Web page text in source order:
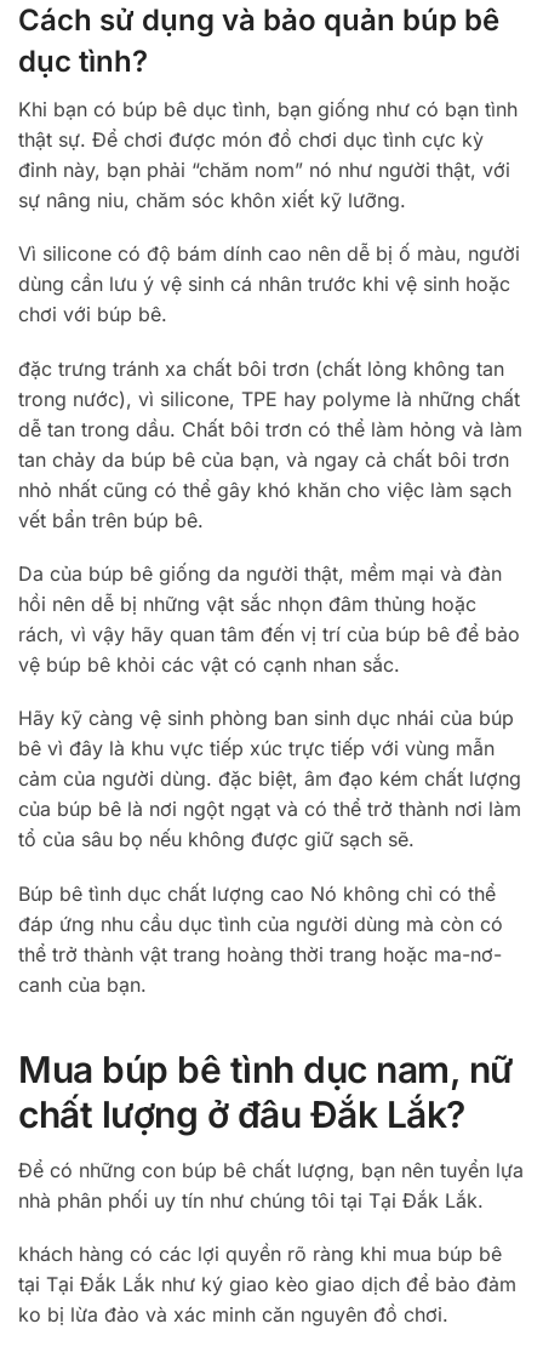
Cách sử dụng và bảo quản búp bê
dục tình?
Khi bạn có búp bê dục tình, bạn giống như có bạn tình
thật sự. Để chơi được món đồ chơi dục tình cực kỳ
đỉnh này, bạn phải “chăm nom” nó như người thật, với
sự nâng niu, chăm sóc khôn xiết kỹ lưỡng.
Vì silicone có độ bám dính cao nên dễ bị ố màu, người
dùng cần lưu ý vệ sinh cá nhân trước khi vệ sinh hoặc
chơi với búp bê.
đặc trưng tránh xa chất bôi trơn (chất lỏng không tan
trong nước), vì silicone, TPE hay polyme là những chất
dễ tan trong dầu. Chất bôi trơn có thể làm hỏng và làm
tan chảy da búp bê của bạn, và ngay cả chất bôi trơn
nhỏ nhất cũng có thể gây khó khăn cho việc làm sạch
vết bẩn trên búp bê.
Da của búp bê giống da người thật, mềm mại và đàn
hồi nên dễ bị những vật sắc nhọn đâm thủng hoặc
rách, vì vậy hãy quan tâm đến vị trí của búp bê để bảo
vệ búp bê khỏi các vật có cạnh nhan sắc.
Hãy kỹ càng vệ sinh phòng ban sinh dục nhái của búp
bê vì đây là khu vực tiếp xúc trực tiếp với vùng mẫn
cảm của người dùng. đặc biệt, âm đạo kém chất lượng
của búp bê là nơi ngột ngạt và có thể trở thành nơi làm
tổ của sâu bọ nếu không được giữ sạch sẽ.
Búp bê tình dục chất lượng cao Nó không chỉ có thể
đáp ứng nhu cầu dục tình của người dùng mà còn có
thể trở thành vật trang hoàng thời trang hoặc ma-nơ-
canh của bạn.
Mua búp bê tình dục nam, nữ
chất lượng ở đâu Đắk Lắk?
Để có những con búp bê chất lượng, bạn nên tuyển lựa
nhà phân phối uy tín như chúng tôi tại Tại Đắk Lắk.
khách hàng có các lợi quyền rõ ràng khi mua búp bê
tại Tại Đắk Lắk như ký giao kèo giao dịch để bảo đảm
ko bị lừa đảo và xác minh căn nguyên đồ chơi.